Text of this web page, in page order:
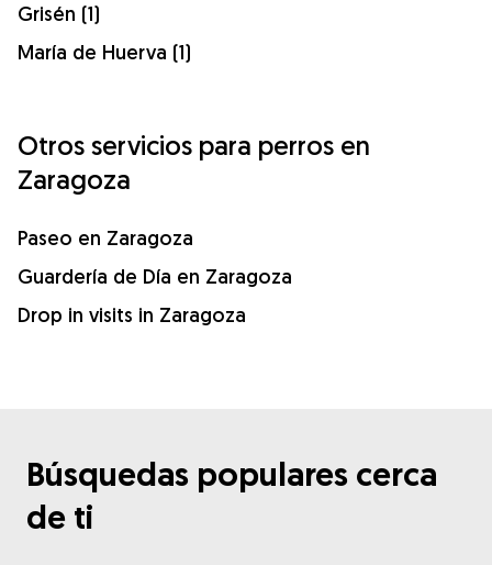
Grisén (1)
María de Huerva (1)
Otros servicios para perros en
Zaragoza
Paseo en Zaragoza
Guardería de Día en Zaragoza
Drop in visits in Zaragoza
Búsquedas populares cerca
de ti